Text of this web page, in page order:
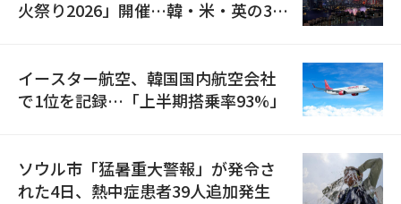
火祭り2026」開催…韓・米・英の3カ
イースター航空、韓国国内航空会社
で1位を記録…「上半期搭乗率93%」
ソウル市「猛暑重大警報」が発令さ
れた4日、熱中症患者39人追加発生